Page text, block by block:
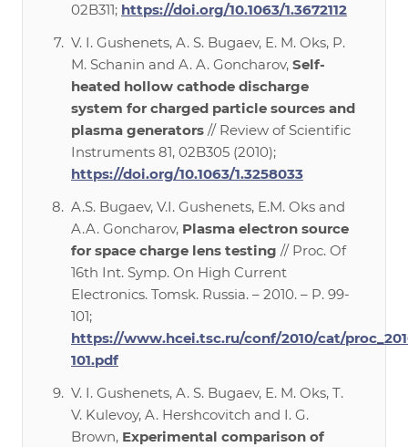
02B311; https://doi.org/10.1063/1.3672112
V. I. Gushenets, A. S. Bugaev, E. M. Oks, P.
M. Schanin and A. A. Goncharov, Self-
heated hollow cathode discharge
system for charged particle sources and
plasma generators // Review of Scientific
Instruments 81, 02B305 (2010);
https://doi.org/10.1063/1.3258033
A.S. Bugaev, V.I. Gushenets, E.M. Oks and
A.A. Goncharov, Plasma electron source
for space charge lens testing // Proc. Of
16th Int. Symp. On High Current
Electronics. Tomsk. Russia. – 2010. – P. 99-
101;
https://www.hcei.tsc.ru/conf/2010/cat/
101.pdf
V. I. Gushenets, A. S. Bugaev, E. M. Oks, T.
V. Kulevoy, A. Hershcovitch and I. G.
Brown, Experimental comparison of